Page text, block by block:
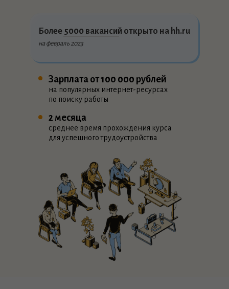
Более 5000 вакансий открыто на hh.ru
на февраль 2023
на популярных интернет-ресурсах
по поиску работы
Зарплата от 100 000 рублей
среднее время прохождения курса
для успешного трудоустройства
2 месяца